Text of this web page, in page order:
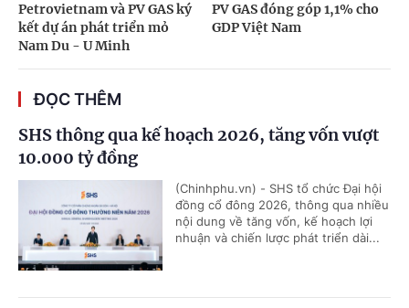
Petrovietnam và PV GAS ký
kết dự án phát triển mỏ
Nam Du - U Minh
PV GAS đóng góp 1,1% cho
GDP Việt Nam
ĐỌC THÊM
SHS thông qua kế hoạch 2026, tăng vốn vượt
10.000 tỷ đồng
(Chinhphu.vn) - SHS tổ chức Đại hội
đồng cổ đông 2026, thông qua nhiều
nội dung về tăng vốn, kế hoạch lợi
nhuận và chiến lược phát triển dài...